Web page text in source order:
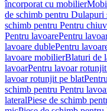
încorporat cu mobilier
de schimb pentru Dulapuri
schimb pentru Pentru
Pentru lavoarePentru
lavoare dublePentru
lavoare mobilierBlaturi de
lavoarPentru lavoar
lavoar rotunjit pe blat
schimb pentru Pentru
lateralPiese de schimb